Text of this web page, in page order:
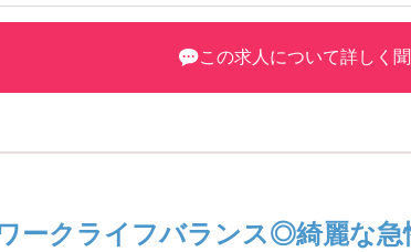
時間保育所も備えている等、急性期の病院ながら技術
られますのでワークライフバランスの充実にも重きを置
に「一人一人が働きやすいように」ということを考え
この求人について詳しく
ワークライフバランス◎綺麗な